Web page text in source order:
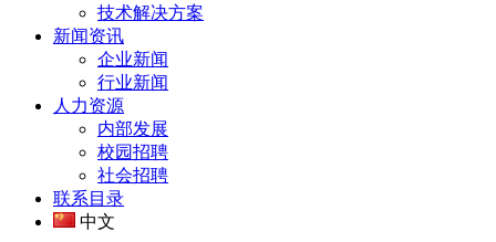
技术解决方案
新闻资讯
企业新闻
行业新闻
人力资源
内部发展
校园招聘
社会招聘
联系目录
中文